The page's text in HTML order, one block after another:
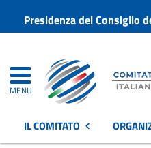
Presidenza del Consiglio
MENU
IL COMITATO